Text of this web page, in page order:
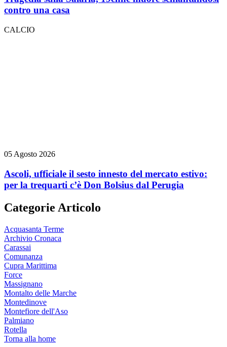
contro una casa
CALCIO
05 Agosto 2026
Ascoli, ufficiale il sesto innesto del mercato estivo:
per la trequarti c’è Don Bolsius dal Perugia
Categorie Articolo
Acquasanta Terme
Archivio Cronaca
Carassai
Comunanza
Cupra Marittima
Force
Massignano
Montalto delle Marche
Montedinove
Montefiore dell'Aso
Palmiano
Rotella
Torna alla home